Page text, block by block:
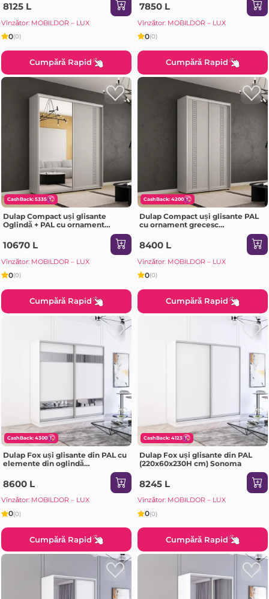
8125 L
Vînzător: MOBILDOR – LUX
0(0)
Cumpără Rapid
7850 L
Vînzător: MOBILDOR – LUX
0(0)
Cumpără Rapid
CashBack: 5335
Dulap Compact uși glisante
Oglindă + PAL cu ornament
grecesc (190x45x230H cm) Grey
10670 L
Vînzător: MOBILDOR – LUX
0(0)
Cumpără Rapid
CashBack: 4200
Dulap Compact uși glisante PAL
cu ornament grecesc
8400 L
Vînzător: MOBILDOR – LUX
0(0)
Cumpără Rapid
CashBack: 4300
Dulap Fox uși glisante din PAL cu
elemente din oglindă
8600 L
Vînzător: MOBILDOR – LUX
0(0)
Cumpără Rapid
CashBack: 4123
Dulap Fox uși glisante din PAL
(220x60x230H cm) Sonoma
8245 L
Vînzător: MOBILDOR – LUX
0(0)
Cumpără Rapid